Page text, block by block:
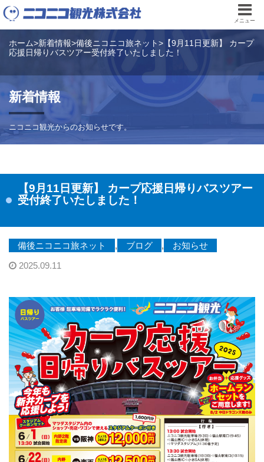
メニュー
ホーム>新着情報>備後ニコニコ旅ネット> 【9月11日更新】 カープ
応援日帰りバスツアー受付終了いたしました！
新着情報
ニコニコ観光からのお知らせです。
【9月11日更新】 カープ応援日帰りバスツアー
受付終了いたしました！
備後ニコニコ旅ネット , ブログ ,
お知らせ
2025.09.11